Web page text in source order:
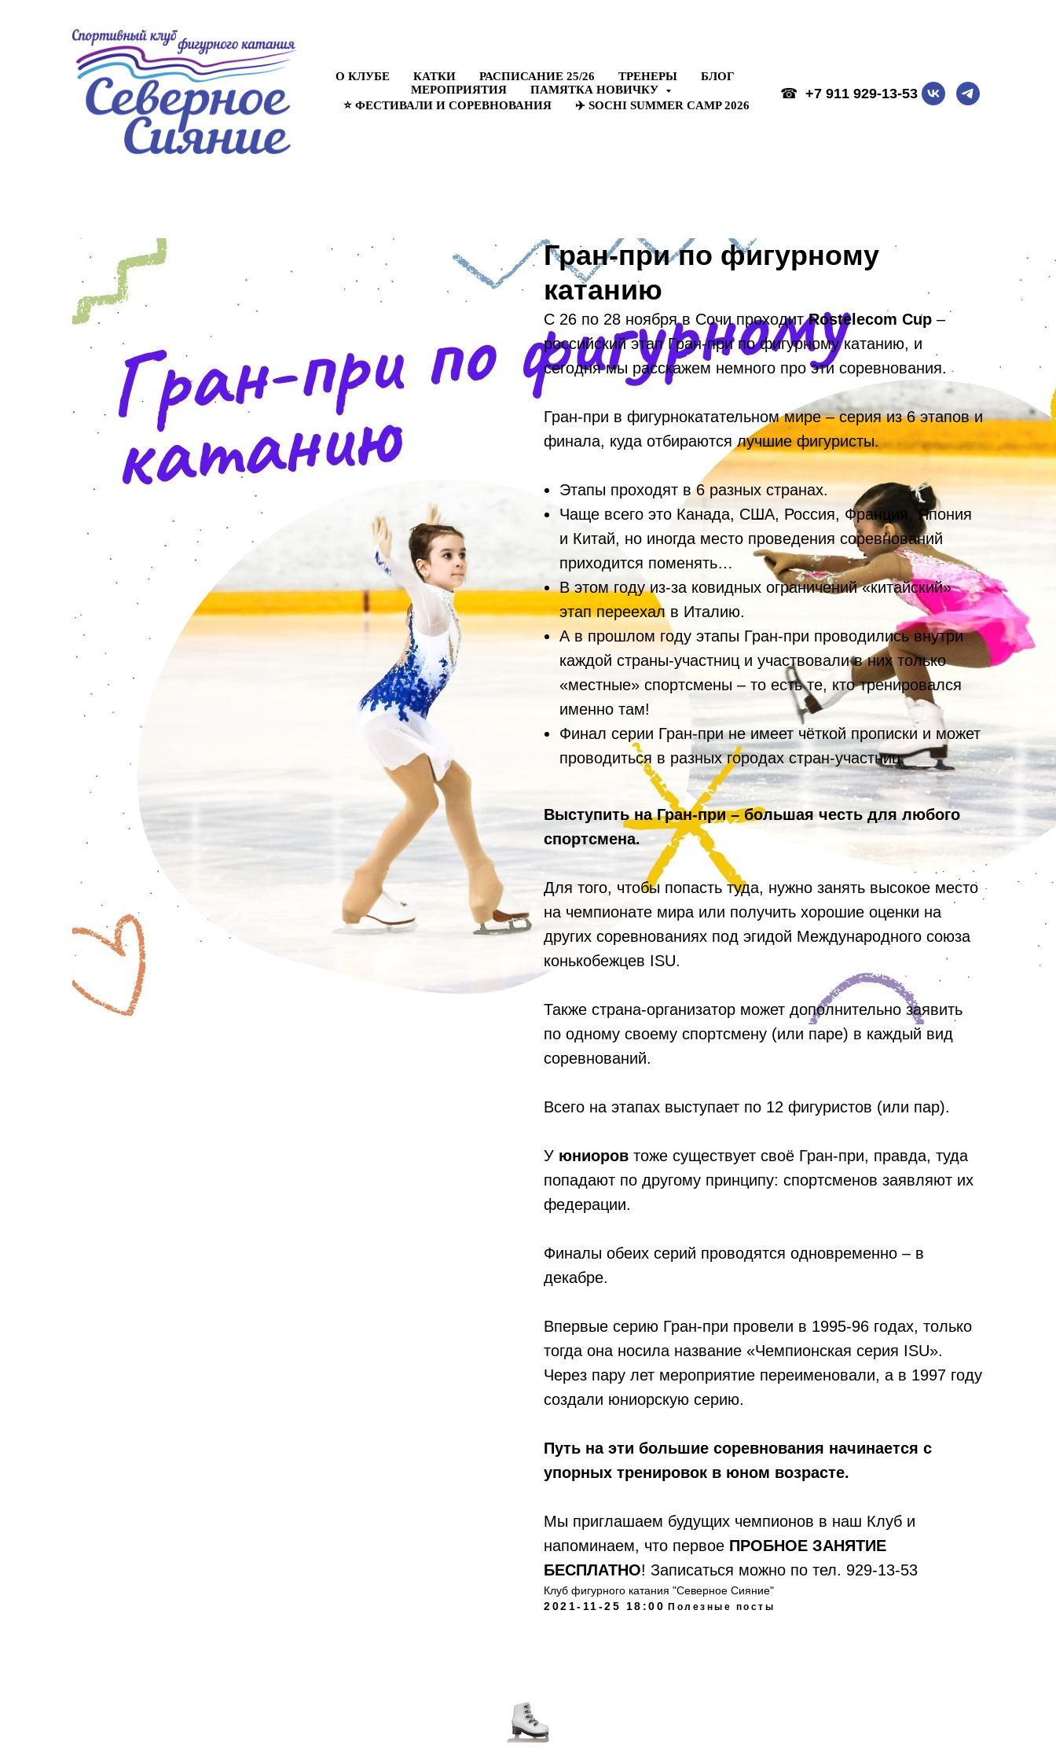
О КЛУБЕ КАТКИ РАСПИСАНИЕ 25/26 ТРЕНЕРЫ
БЛОГ
МЕРОПРИЯТИЯ
ПАМЯТКА НОВИЧКУ
⭐ ФЕСТИВАЛИ И СОРЕВНОВАНИЯ
✈️ SOCHI SUMMER CAMP 2026
☎ +7 911 929-13-53
Гран-при по фигурному
катанию
С 26 по 28 ноября в Сочи проходитRostelecom Cup –
российский этап Гран-при по фигурному катанию, и
сегодня мы расскажем немного про эти соревнования.
Гран-при в фигурнокатательном мире – серия из 6 этапов и
финала, куда отбираются лучшие фигуристы.
Этапы проходят в 6 разных странах.
Чаще всего это Канада, США, Россия, Франция, Япония
и Китай, но иногда место проведения соревнований
приходится поменять…
В этом году из-за ковидных ограничений «китайский»
этап переехал в Италию.
А в прошлом году этапы Гран-при проводились внутри
каждой страны-участниц и участвовали в них только
«местные» спортсмены – то есть те, кто тренировался
именно там!
Финал серии Гран-при не имеет чёткой прописки и может
проводиться в разных городах стран-участниц.
Выступить на Гран-при – большая честь для любого
спортсмена.
Для того, чтобы попасть туда, нужно занять высокое место
на чемпионате мира или получить хорошие оценки на
других соревнованиях под эгидой Международного союза
конькобежцев ISU.
Также страна-организатор может дополнительно заявить
по одному своему спортсмену (или паре) в каждый вид
соревнований.
Всего на этапах выступает по 12 фигуристов (или пар).
У юниоров тоже существует своё Гран-при, правда, туда
попадают по другому принципу: спортсменов заявляют их
федерации.
Финалы обеих серий проводятся одновременно – в
декабре.
Впервые серию Гран-при провели в 1995-96 годах, только
тогда она носила название «Чемпионская серия ISU».
Через пару лет мероприятие переименовали, а в 1997 году
создали юниорскую серию.
Путь на эти большие соревнования начинается с
упорных тренировок в юном возрасте.
Мы приглашаем будущих чемпионов в наш Клуб и
напоминаем, что первое ПРОБНОЕ ЗАНЯТИЕ
БЕСПЛАТНО! Записаться можно по тел. 929-13-53
Клуб фигурного катания "Северное Сияние"
2021-11-25 18:00 Полезные посты